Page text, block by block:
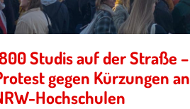
Studis auf der Straße –
gegen Kürzungen an
Hochschulen